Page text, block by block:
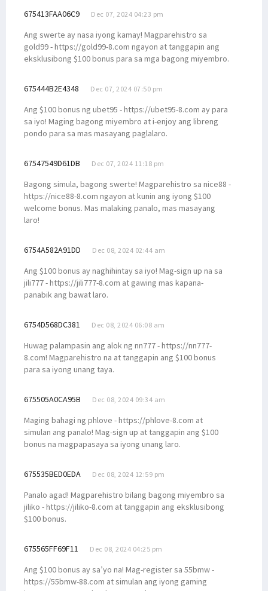
675413FAA06C9 Dec 07, 2024 04:23 pm
Ang swerte ay nasa iyong kamay! Magparehistro sa
gold99 - https://gold99-8.com ngayon at tanggapin ang
eksklusibong $100 bonus para sa mga bagong miyembro.
675444B2E4348 Dec 07, 2024 07:50 pm
Ang $100 bonus ng ubet95 - https://ubet95-8.com ay para
sa iyo! Maging bagong miyembro at i-enjoy ang libreng
pondo para sa mas masayang paglalaro.
67547549D61DB Dec 07, 2024 11:18 pm
Bagong simula, bagong swerte! Magparehistro sa nice88 -
https://nice88-8.com ngayon at kunin ang iyong $100
welcome bonus. Mas malaking panalo, mas masayang
laro!
6754A582A91DD Dec 08, 2024 02:44 am
Ang $100 bonus ay naghihintay sa iyo! Mag-sign up na sa
jili777 - https://jili777-8.com at gawing mas kapana-
panabik ang bawat laro.
6754D568DC381 Dec 08, 2024 06:08 am
Huwag palampasin ang alok ng nn777 - https://nn777-
8.com! Magparehistro na at tanggapin ang $100 bonus
para sa iyong unang taya.
675505A0CA95B Dec 08, 2024 09:34 am
Maging bahagi ng phlove - https://phlove-8.com at
simulan ang panalo! Mag-sign up at tanggapin ang $100
bonus na magpapasaya sa iyong unang laro.
675535BED0EDA Dec 08, 2024 12:59 pm
Panalo agad! Magparehistro bilang bagong miyembro sa
jiliko - https://jiliko-8.com at tanggapin ang eksklusibong
$100 bonus.
675565FF69F11 Dec 08, 2024 04:25 pm
Ang $100 bonus ay sa’yo na! Mag-register sa 55bmw -
https://55bmw-88.com at simulan ang iyong gaming